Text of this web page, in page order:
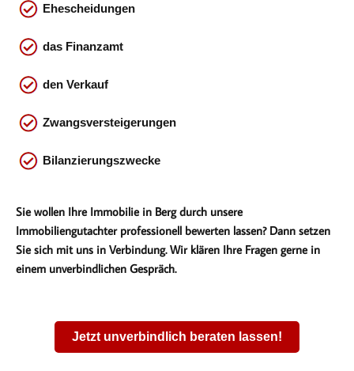
Ehescheidungen
das Finanzamt
den Verkauf
Zwangsversteigerungen
Bilanzierungszwecke
Sie wollen Ihre Immobilie in Berg durch unsere
Immobiliengutachter professionell bewerten lassen? Dann setzen
Sie sich mit uns in Verbindung. Wir klären Ihre Fragen gerne in
einem unverbindlichen Gespräch.
Jetzt unverbindlich beraten lassen!